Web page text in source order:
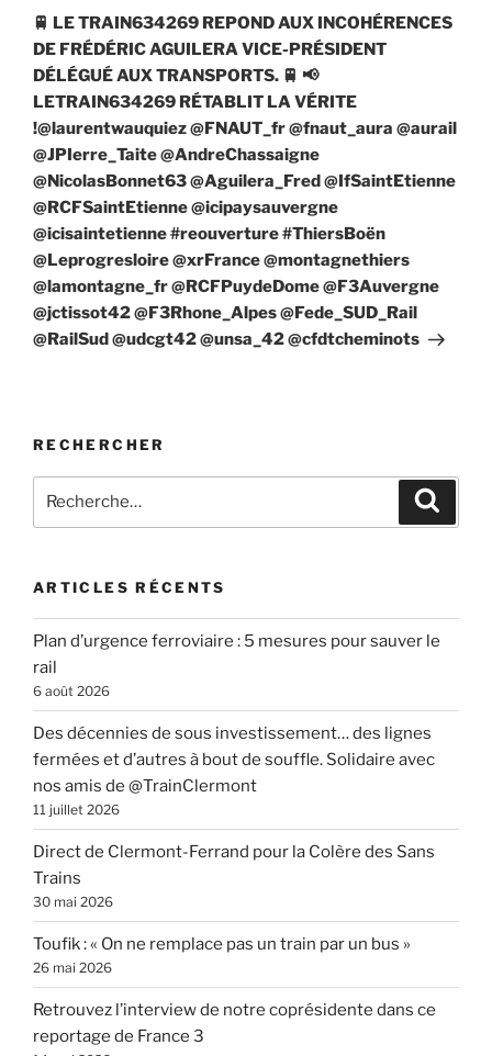
suivant
🚆 LE TRAIN634269 REPOND AUX INCOHÉRENCES
DE FRÉDÉRIC AGUILERA VICE-PRÉSIDENT
DÉLÉGUÉ AUX TRANSPORTS. 🚆 📢
LETRAIN634269 RÉTABLIT LA VÉRITE
!@laurentwauquiez @FNAUT_fr @fnaut_aura @aurail
@JPIerre_Taite @AndreChassaigne
@NicolasBonnet63 @Aguilera_Fred @IfSaintEtienne
@RCFSaintEtienne @icipaysauvergne
@icisaintetienne #reouverture #ThiersBoën
@Leprogresloire @xrFrance @montagnethiers
@lamontagne_fr @RCFPuydeDome @F3Auvergne
@jctissot42 @F3Rhone_Alpes @Fede_SUD_Rail
@RailSud @udcgt42 @unsa_42 @cfdtcheminots
RECHERCHER
pour
ARTICLES RÉCENTS
Plan d’urgence ferroviaire : 5 mesures pour sauver le
rail
6 août 2026
Des décennies de sous investissement… des lignes
fermées et d’autres à bout de souffle. Solidaire avec
nos amis de @TrainClermont
11 juillet 2026
Direct de Clermont-Ferrand pour la Colère des Sans
Trains
30 mai 2026
Toufik : « On ne remplace pas un train par un bus »
26 mai 2026
Retrouvez l’interview de notre coprésidente dans ce
reportage de France 3